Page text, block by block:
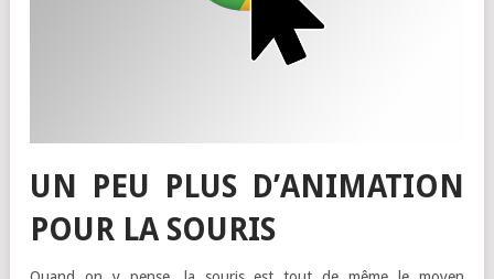
UN PEU PLUS D’ANIMATION
POUR LA SOURIS